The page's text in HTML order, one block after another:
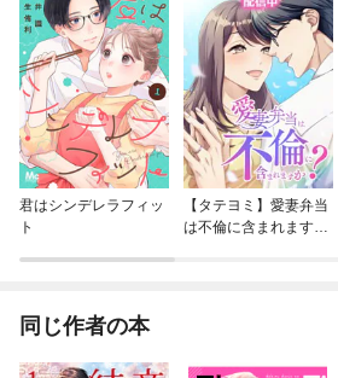
君はシンデレラフィッ
ト
【タテヨミ】愛妻弁当
は不倫に含まれます
同じ作者の本